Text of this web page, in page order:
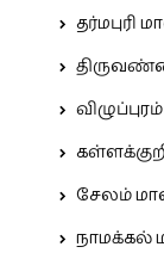
தர்மபுரி
சேலம்
நாமக்கல்